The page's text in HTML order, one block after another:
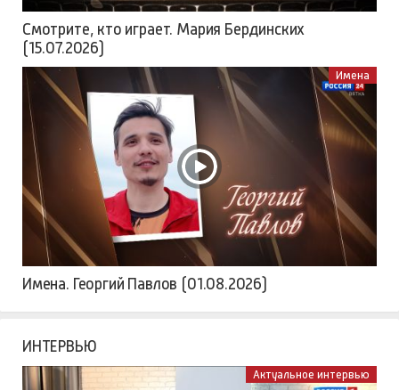
Смотрите, кто играет. Мария Бердинских
(15.07.2026)
Имена
Имена. Георгий Павлов (01.08.2026)
ИНТЕРВЬЮ
Актуальное интервью